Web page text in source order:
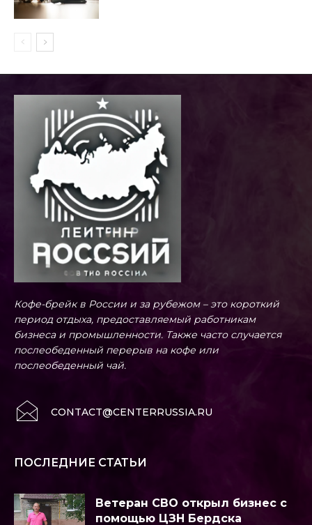
Кофе-брейк в России и за рубежом – это короткий
период отдыха, предоставляемый работникам
бизнеса и промышленности. Также часто случается
послеобеденный перерыв на кофе или
послеобеденный чай.
CONTACT@CENTERRUSSIA.RU
ПОСЛЕДНИЕ СТАТЬИ
Ветеран СВО открыл бизнес с
помощью ЦЗН Бердска